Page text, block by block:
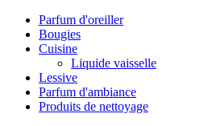
Parfum d'oreiller
Bougies
Cuisine
Liquide vaisselle
Lessive
Parfum d'ambiance
Produits de nettoyage